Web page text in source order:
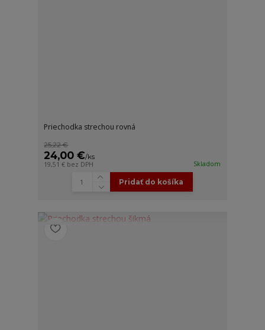
Priechodka strechou rovná
25,22 €
24,00 €/ks
19,51 € bez DPH Skladom
Pridať do košíka